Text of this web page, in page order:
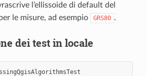
l’ellissoide di default del
le misure, ad esempio
GRS80 .
dei test in locale